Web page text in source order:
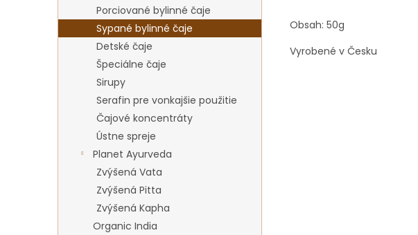
Porciované bylinné čaje
Sypané bylinné čaje
Detské čaje
Špeciálne čaje
Sirupy
Serafin pre vonkajšie použitie
Čajové koncentráty
Ústne spreje
Planet Ayurveda
Zvýšená Vata
Zvýšená Pitta
Zvýšená Kapha
Organic India
Obsah: 50g
Vyrobené v Česku